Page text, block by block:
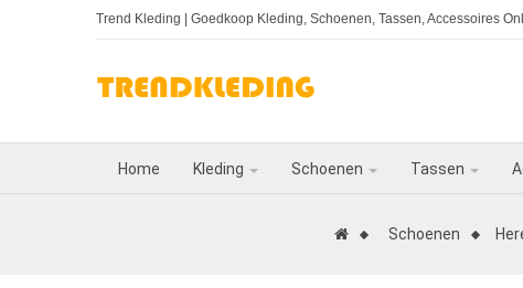
Trend Kleding | Goedkoop Kleding, Schoenen, Tassen, Accessoires
Home Kleding Schoenen Tassen
Schoenen